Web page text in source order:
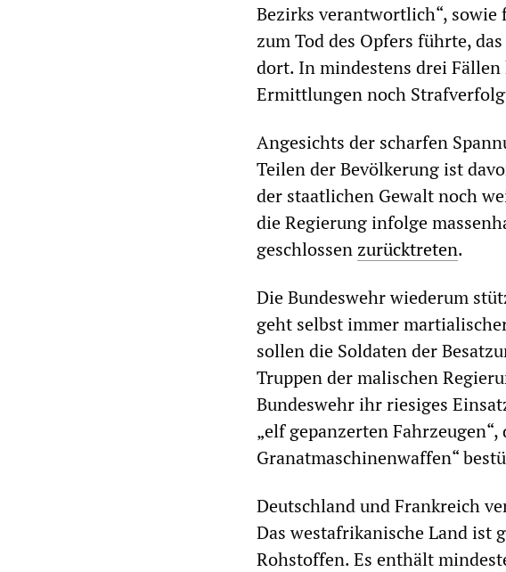
Bezirks verantwortlich“, sowie
zum Tod des Opfers führte,
dort. In mindestens drei
Ermittlungen noch
Angesichts der scharfen
Teilen der Bevölkerung ist
der staatlichen Gewalt noch
die Regierung infolge
geschlossen zurücktreten.
Die Bundeswehr wiederum
geht selbst immer
sollen die Soldaten der
Truppen der malischen
Bundeswehr ihr riesiges
„elf gepanzerten
Granatmaschinenwaffen“
Deutschland und Frankreich
Das westafrikanische Land ist
Rohstoffen. Es enthält